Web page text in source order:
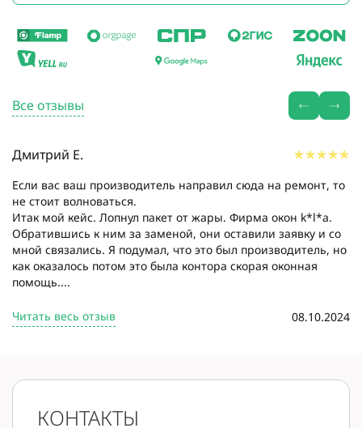
Все отзывы
Дмитрий Е.
Если вас ваш производитель направил сюда на ремонт, то
не стоит волноваться.
Итак мой кейс. Лопнул пакет от жары. Фирма окон k*l*a.
Обратившись к ним за заменой, они оставили заявку и со
мной связались. Я подумал, что это был производитель, но
как оказалось потом это была контора скорая оконная
помощь....
Читать весь отзыв 08.10.2024
КОНТАКТЫ